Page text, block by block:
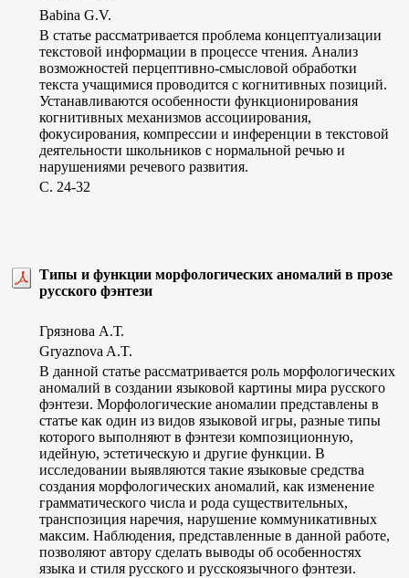
Babina G.V.
В статье рассматривается проблема концептуализации
текстовой информации в процессе чтения. Анализ
возможностей перцептивно-смысловой обработки
текста учащимися проводится с когнитивных позиций.
Устанавливаются особенности функционирования
когнитивных механизмов ассоциирования,
фокусирования, компрессии и инференции в текстовой
деятельности школьников с нормальной речью и
нарушениями речевого развития.
C. 24-32
Типы и функции морфологических аномалий в прозе
русского фэнтези
Грязнова А.Т.
Gryaznova A.T.
В данной статье рассматривается роль морфологических
аномалий в создании языковой картины мира русского
фэнтези. Морфологические аномалии представлены в
статье как один из видов языковой игры, разные типы
которого выполняют в фэнтези композиционную,
идейную, эстетическую и другие функции. В
исследовании выявляются такие языковые средства
создания морфологических аномалий, как изменение
грамматического числа и рода существительных,
транспозиция наречия, нарушение коммуникативных
максим. Наблюдения, представленные в данной работе,
позволяют автору сделать выводы об особенностях
языка и стиля русского и русскоязычного фэнтези.